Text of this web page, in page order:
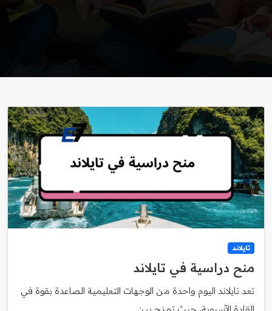
تايلاند
منح دراسية في تايلاند
تعد تايلاند اليوم واحدة من الوجهات التعليمية الصاعدة بقوة في